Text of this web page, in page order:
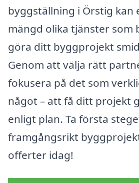
byggställning i Örstig kan
mängd olika tjänster som
göra ditt byggprojekt
Genom att välja rätt
fokusera på det som
något – att få ditt projekt
enligt plan. Ta första
framgångsrikt
offerter idag!